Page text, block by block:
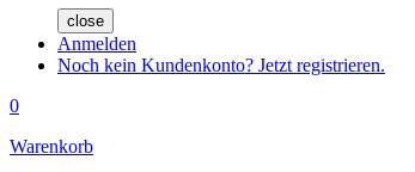
close
Anmelden
Noch kein Kundenkonto? Jetzt registrieren.
0
Warenkorb